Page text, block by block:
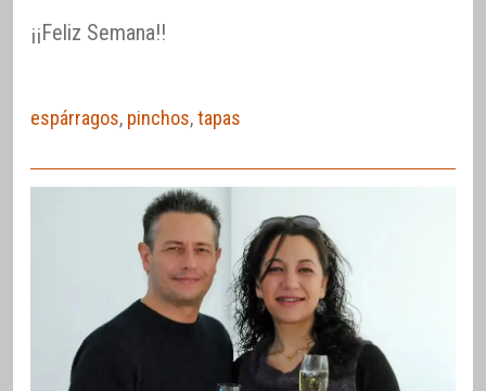
¡¡Feliz Semana!!
espárragos, pinchos,tapas